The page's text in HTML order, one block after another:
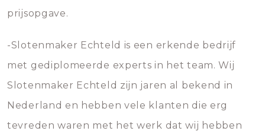
prijsopgave.
-Slotenmaker Echteld is een erkende bedrijf
met gediplomeerde experts in het team. Wij
Slotenmaker Echteld zijn jaren al bekend in
Nederland en hebben vele klanten die erg
tevreden waren met het werk dat wij hebben